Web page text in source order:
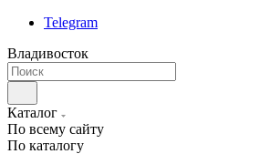
Telegram
Владивосток
Каталог
По всему сайту
По каталогу